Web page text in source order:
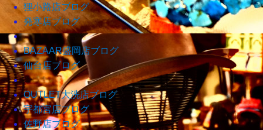
狸小路店ブログ
発寒店ブログ
BAZAAR盛岡店ブログ
仙台店ブログ
OUTLET大洗店ブログ
宇都宮店ブログ
佐野店ブログ